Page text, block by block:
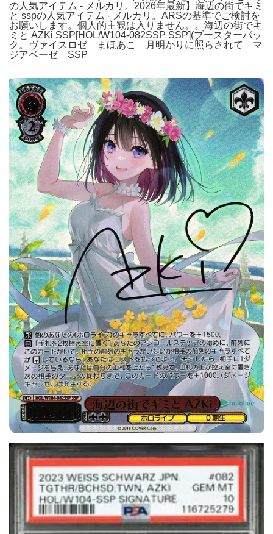
の人気アイテム - メルカリ。2026年最新】海辺の街でキミ
と sspの人気アイテム - メルカリ。ARSの基準でご検討を
お願いします。個人的主観は入りません。。海辺の街でキ
ミと AZKi SSP[HOL/W104-082SSP SSP](ブースターパッ
ク。ヴァイスロゼ まほあこ 月明かりに照らされて マ
ジアベーゼ SSP